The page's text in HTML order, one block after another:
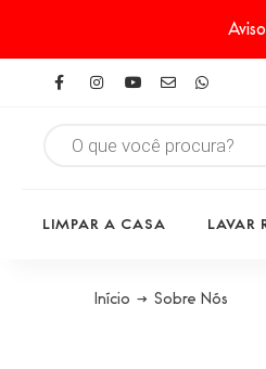
LIMPAR A CASA LAVAR
Início → Sobre Nós